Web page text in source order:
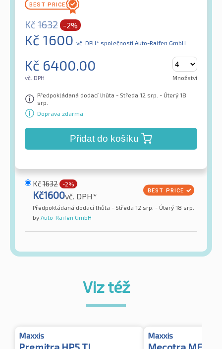
Kč 1632 -2%
Kč 1600 vč. DPH* společností Auto-Raifen GmbH
Kč 6400.00
vč. DPH Množství
Předpokládaná dodací lhůta - Středa 12 srp. - Úterý 18
srp.
Doprava zdarma
Přidat do košíku
Kč1632 -2%
Kč1600vč. DPH*
Předpokládaná dodací lhůta - Středa 12 srp. - Úterý 18 srp.
by Auto-Raifen GmbH
Viz též
Maxxis Maxxis